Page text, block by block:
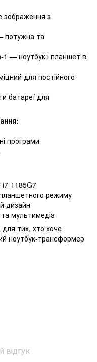
зображення з
потужна та
— ноутбук і планшет в
для постійного
батареї для
програми
i7-1185G7
режиму
дизайн
мультимедіа
тих, хто хоче
ноутбук-трансформер
відгук